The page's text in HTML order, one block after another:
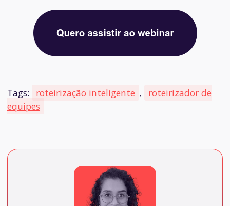
Tags: roteirização inteligente ,
roteirizador de
equipes